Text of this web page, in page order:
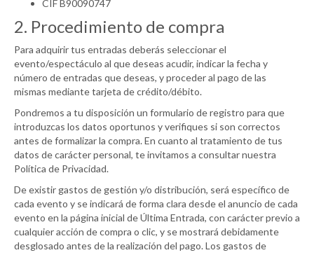
CIF B90090747
2. Procedimiento de compra
Para adquirir tus entradas deberás seleccionar el
evento/espectáculo al que deseas acudir, indicar la fecha y
número de entradas que deseas, y proceder al pago de las
mismas mediante tarjeta de crédito/débito.
Pondremos a tu disposición un formulario de registro para que
introduzcas los datos oportunos y verifiques si son correctos
antes de formalizar la compra. En cuanto al tratamiento de tus
datos de carácter personal, te invitamos a consultar nuestra
Política de Privacidad.
De existir gastos de gestión y/o distribución, será específico de
cada evento y se indicará de forma clara desde el anuncio de cada
evento en la página inicial de Última Entrada, con carácter previo a
cualquier acción de compra o clic, y se mostrará debidamente
desglosado antes de la realización del pago. Los gastos de